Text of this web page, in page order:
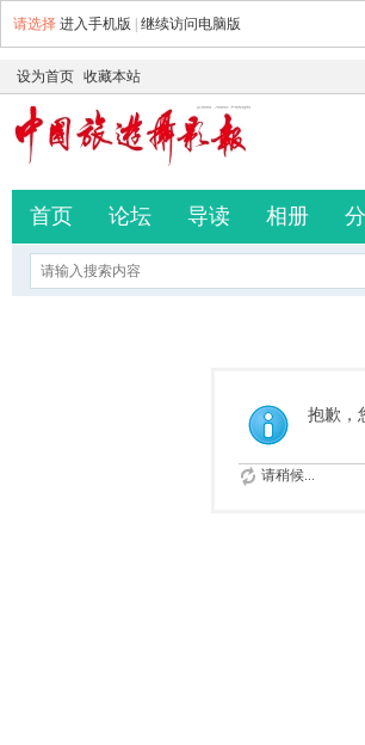
请选择 进入手机版 继续访问电脑版
设为首页 收藏本站
首页 论坛 导读 相册
抱歉，
请稍候...